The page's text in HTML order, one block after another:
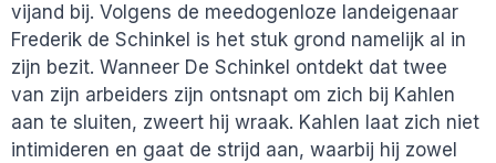
vijand bij. Volgens de meedogenloze landeigenaar
Frederik de Schinkel is het stuk grond namelijk al in
zijn bezit. Wanneer De Schinkel ontdekt dat twee
van zijn arbeiders zijn ontsnapt om zich bij Kahlen
aan te sluiten, zweert hij wraak. Kahlen laat zich niet
intimideren en gaat de strijd aan, waarbij hij zowel